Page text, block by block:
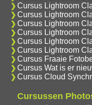
Cursus Lightroom
Cursus Lightroom
Cursus Lightroom
Cursus Lightroom
Cursus Lightroom
Cursus Lightroom
Cursus Fraaie
Cursus Wat is er
Cursus Cloud
Cursussen